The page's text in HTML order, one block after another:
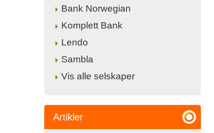
Bank Norwegian
Komplett Bank
Lendo
Sambla
Vis alle selskaper
Artikler